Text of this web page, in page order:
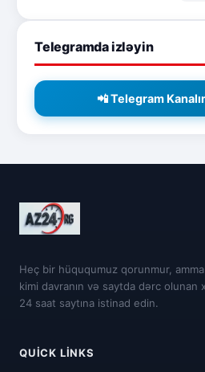
Telegramda izləyin
📲 Telegram
Heç bir hüququmuz qorunmur,
kimi davranın və saytda dərc olunan
24 saat saytına istinad edin.
QUICK LINKS